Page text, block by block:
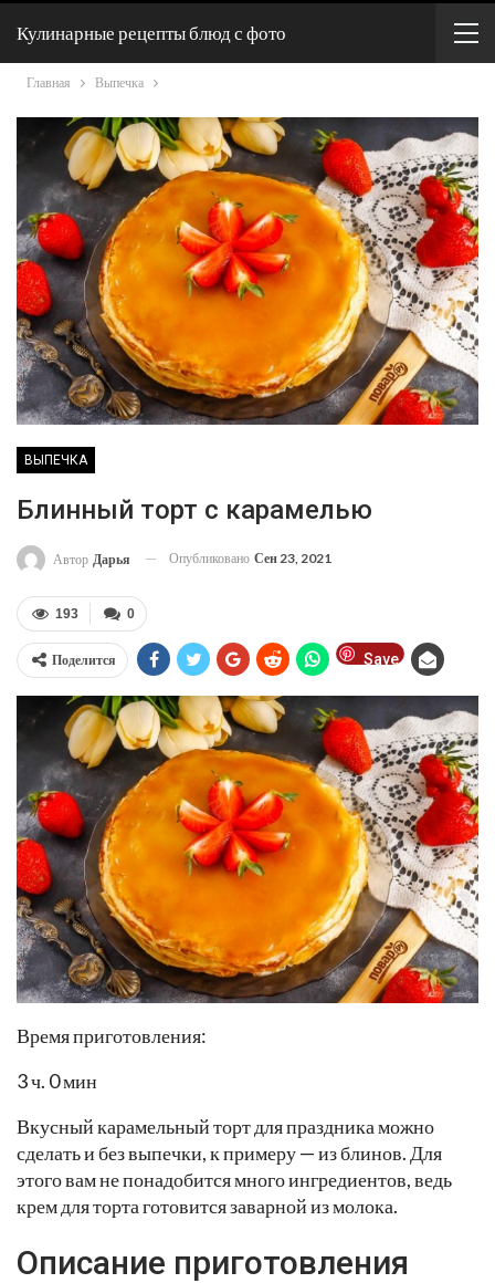
Кулинарные рецепты блюд с фото
Главная Выпечка
ВЫПЕЧКА
Блинный торт с карамелью
Автор Дарья Опубликовано Сен 23, 2021
0
193
Поделится Save
Время приготовления:
3 ч. 0 мин
Вкусный карамельный торт для праздника можно
сделать и без выпечки, к примеру — из блинов. Для
этого вам не понадобится много ингредиентов, ведь
крем для торта готовится заварной из молока.
Описание приготовления